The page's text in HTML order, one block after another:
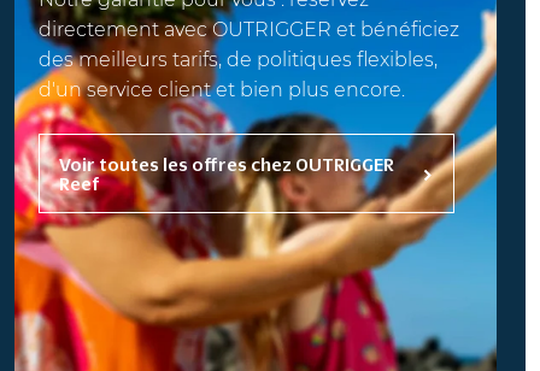
directement avec OUTRIGGER et bénéficiez
des meilleurs tarifs, de politiques flexibles,
d'un service client et bien plus encore.
Voir toutes les offres chez OUTRIGGER
Reef